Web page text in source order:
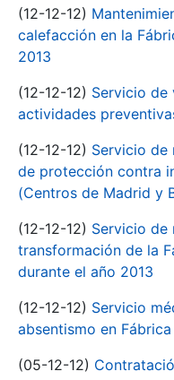
(12-12-12)
calefacción en la
2013
(12-12-12) Servicio de
actividades
(12-12-12) Servicio de
de protección contra
(Centros de Madrid y
(12-12-12) Servicio de
transformación de la
durante el año 2013
(12-12-12) Servicio
absentismo en
(05-12-12)